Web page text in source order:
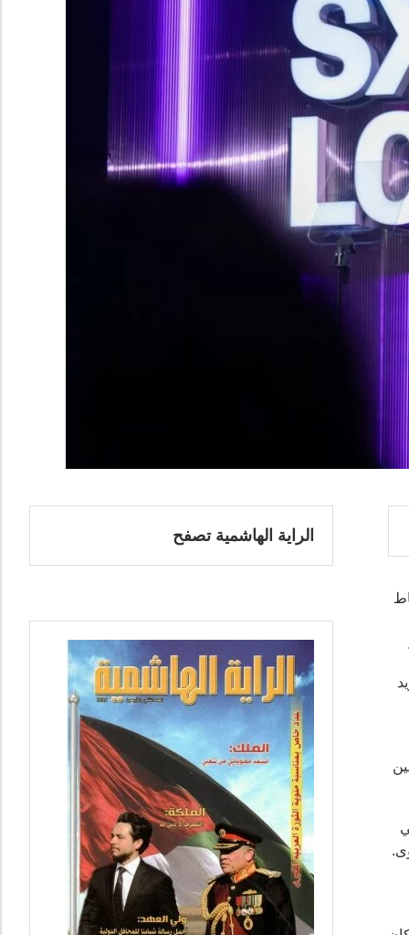
الراية الهاشمية تصفح